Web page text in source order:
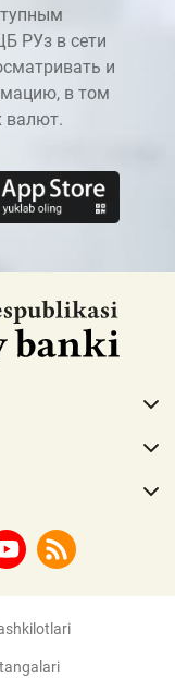
РУз в сети
и
в том
валют.